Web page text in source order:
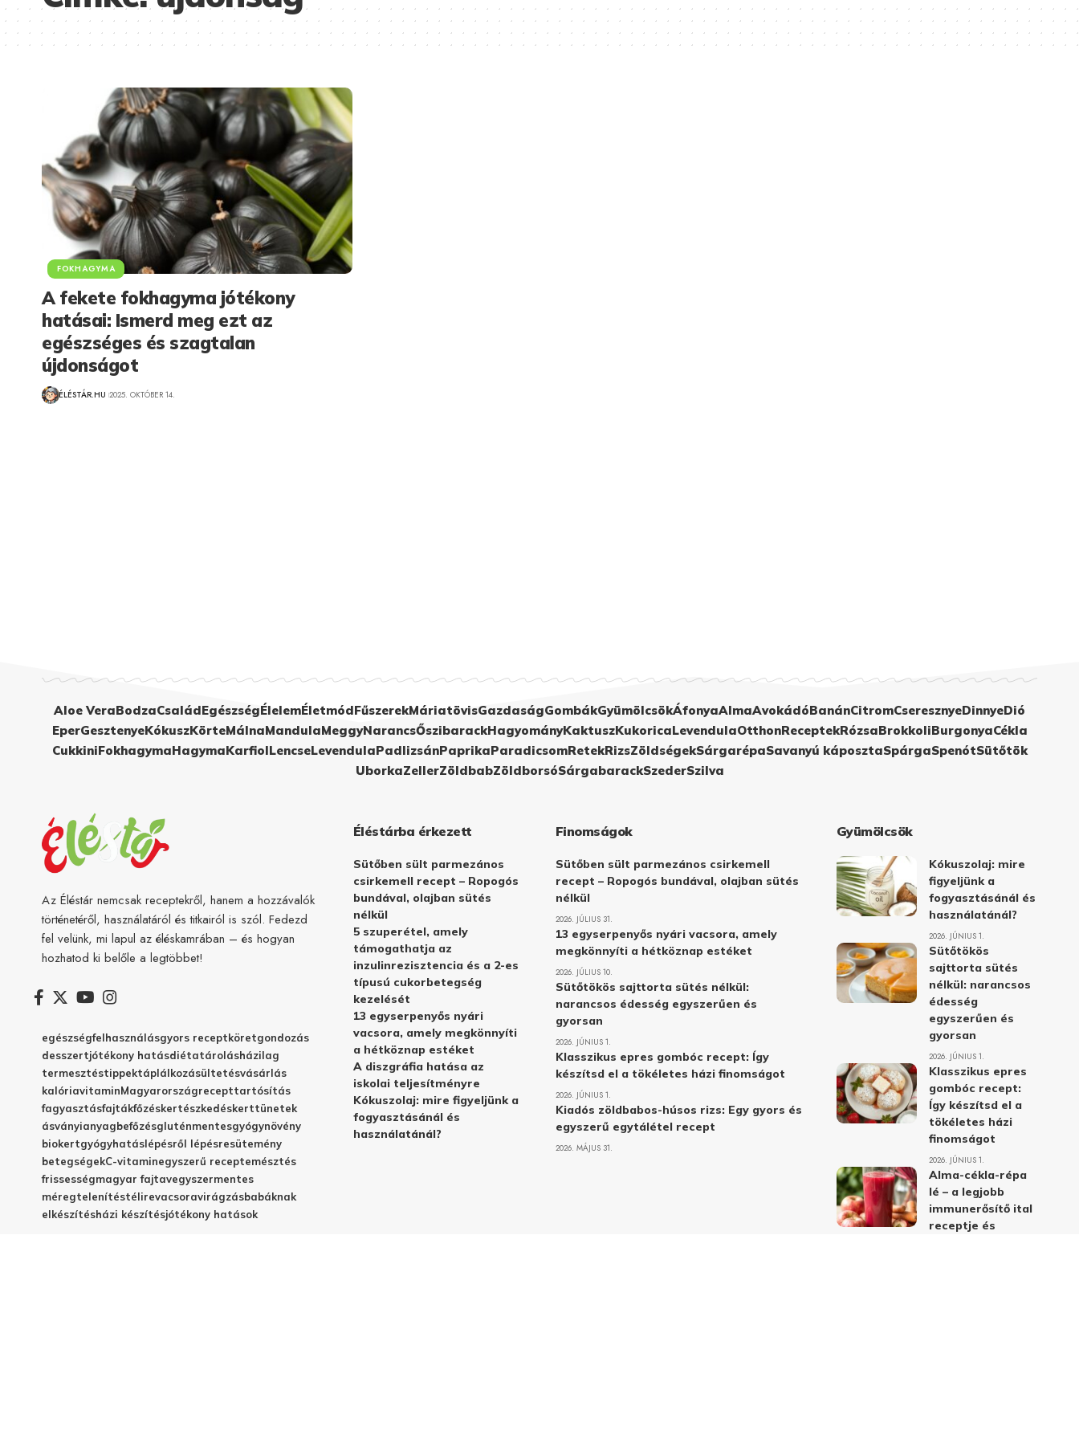
FOKHAGYMA
A fekete fokhagyma jótékony
hatásai: Ismerd meg ezt az
egészséges és szagtalan
újdonságot
ÉLÉSTÁR.HU 2025. OKTÓBER 14.
Aloe VeraBodzaCsaládEgészségÉlelemÉletmódFűszerekMáriatövisGazdaságGombákGyümölcsökÁfonyaAlmaAvokádóBanánCitromCseresznyeDinnyeDió
EperGesztenyeKókuszKörteMálnaMandulaMeggyNarancsŐszibarackHagyományKaktuszKukoricaLevendulaOtthonReceptekRózsaBrokkoliBurgonyaCékla
CukkiniFokhagymaHagymaKarfiolLencseLevendulaPadlizsánPaprikaParadicsomRetekRizsZöldségekSárgarépaSavanyú káposztaSpárgaSpenótSütőtök
UborkaZellerZöldbabZöldborsóSárgabarackSzederSzilva
Az Éléstár nemcsak receptekről, hanem a hozzávalók
történetéről, használatáról és titkairól is szól. Fedezd
fel velünk, mi lapul az éléskamrában – és hogyan
hozhatod ki belőle a legtöbbet!
egészségfelhasználásgyors receptköretgondozás
desszertjótékony hatásdiétatárolásházilag
termesztéstippektáplálkozásültetésvásárlás
kalóriavitaminMagyarországrecepttartósítás
fagyasztásfajtákfőzéskertészkedéskerttünetek
ásványianyagbefőzésgluténmentesgyógynövény
biokertgyógyhatáslépésről lépésresütemény
betegségekC-vitaminegyszerű receptemésztés
frissességmagyar fajtavegyszermentes
méregtelenítéstélirevacsoravirágzásbabáknak
elkészítésházi készítésjótékony hatások
Éléstárba érkezett
Sütőben sült parmezános
csirkemell recept – Ropogós
bundával, olajban sütés
nélkül
5 szuperétel, amely
támogathatja az
inzulinrezisztencia és a 2-es
típusú cukorbetegség
kezelését
13 egyserpenyős nyári
vacsora, amely megkönnyíti
a hétköznap estéket
A diszgráfia hatása az
iskolai teljesítményre
Kókuszolaj: mire figyeljünk a
fogyasztásánál és
használatánál?
Finomságok
Sütőben sült parmezános csirkemell
recept – Ropogós bundával, olajban sütés
nélkül
2026. JÚLIUS 31.
13 egyserpenyős nyári vacsora, amely
megkönnyíti a hétköznap estéket
2026. JÚLIUS 10.
Sütőtökös sajttorta sütés nélkül:
narancsos édesség egyszerűen és
gyorsan
2026. JÚNIUS 1.
Klasszikus epres gombóc recept: Így
készítsd el a tökéletes házi finomságot
2026. JÚNIUS 1.
Kiadós zöldbabos-húsos rizs: Egy gyors és
egyszerű egytálétel recept
2026. MÁJUS 31.
Gyümölcsök
Kókuszolaj: mire
figyeljünk a
fogyasztásánál és
használatánál?
2026. JÚNIUS 1.
Sütőtökös
sajttorta sütés
nélkül: narancsos
édesség
egyszerűen és
gyorsan
2026. JÚNIUS 1.
Klasszikus epres
gombóc recept:
Így készítsd el a
tökéletes házi
finomságot
2026. JÚNIUS 1.
Alma-cékla-répa
lé – a legjobb
immunerősítő ital
receptje és